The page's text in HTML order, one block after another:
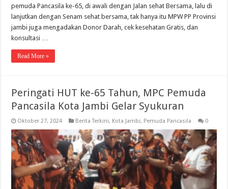
pemuda Pancasila ke-65, di awali dengan Jalan sehat Bersama, lalu di
lanjutkan dengan Senam sehat bersama, tak hanya itu MPW PP Provinsi
jambi juga mengadakan Donor Darah, cek kesehatan Gratis, dan
konsultasi …
Read More »
Peringati HUT ke-65 Tahun, MPC Pemuda
Pancasila Kota Jambi Gelar Syukuran
Oktober 27, 2024 Berita Terkini, Kota Jambi, Pemuda Pancasila 0